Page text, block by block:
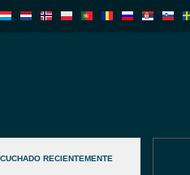
RECIENTEMENTE